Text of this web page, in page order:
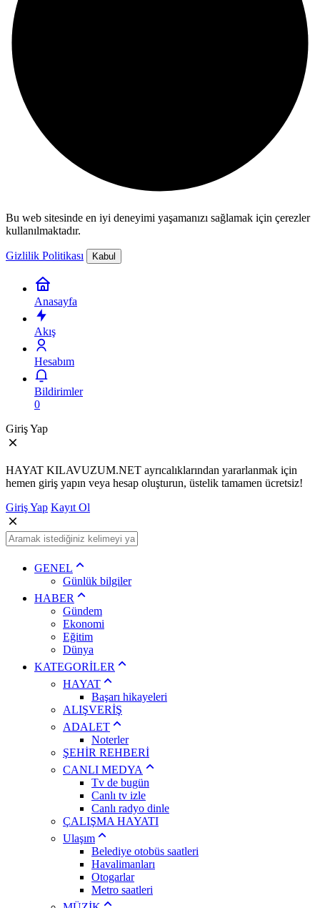
Bu web sitesinde en iyi deneyimi yaşamanızı sağlamak için çerezler
kullanılmaktadır.
Gizlilik Politikası Kabul
Anasayfa
Akış
Hesabım
Bildirimler
0
Giriş Yap
HAYAT KILAVUZUM.NET ayrıcalıklarından yararlanmak için
hemen giriş yapın veya hesap oluşturun, üstelik tamamen ücretsiz!
Giriş Yap Kayıt Ol
GENEL
Günlük bilgiler
HABER
Gündem
Ekonomi
Eğitim
Dünya
KATEGORİLER
HAYAT
Başarı hikayeleri
ALIŞVERİŞ
ADALET
Noterler
ŞEHİR REHBERİ
CANLI MEDYA
Tv de bugün
Canlı tv izle
Canlı radyo dinle
ÇALIŞMA HAYATI
Ulaşım
Belediye otobüs saatleri
Havalimanları
Otogarlar
Metro saatleri